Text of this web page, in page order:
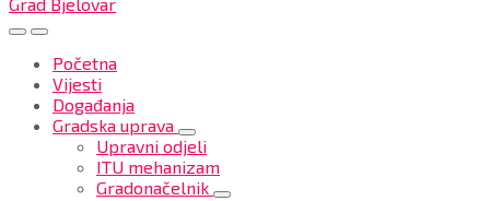
Početna
Vijesti
Događanja
Gradska uprava
Upravni odjeli
ITU mehanizam
Gradonačelnik